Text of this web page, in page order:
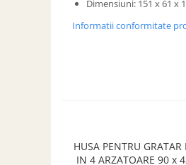
PLASE DE UMBRIRE/ ANTIGRINDINĂ
PRODUSE PENTRU GRĂDINARIT
TIMP LIBER IN NATURA
Dimensiuni: 151 x 61 x
Informatii conformitate
HUSA PENTRU GRATAR
IN 4 ARZATOARE 90 x